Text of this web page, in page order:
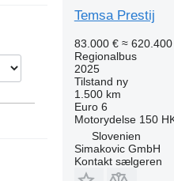
Temsa Prestij
83.000 € ≈ 620.400
Regionalbus
2025
Tilstand ny
1.500 km
Euro 6
Motorydelse 150
Slovenien
Simakovic GmbH
Kontakt sælgeren